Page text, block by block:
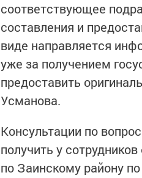
соответствующее
составления и
виде направляется
уже за получением
предоставить
Усманова.
Консультации по
получить у
по Заинскому району